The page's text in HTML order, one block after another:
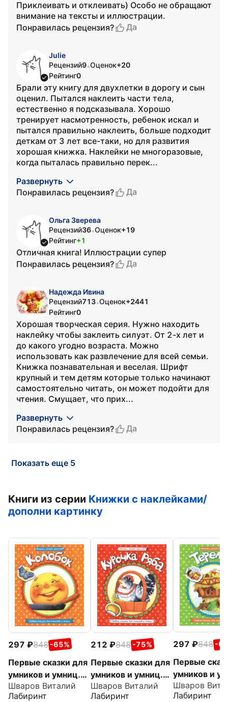
Приклеивать и отклеивать) Особо не обращают
внимание на тексты и иллюстрации.
Понравилась рецензия?
Да
Julie
Рецензий9•Оценок+20
Рейтинг0
Брали эту книгу для двухлетки в дорогу и сын
оценил. Пытался наклеить части тела,
естественно я подсказывала. Хорошо
тренирует насмотренность, ребенок искал и
пытался правильно наклеить, больше подходит
деткам от 3 лет все-таки, но для развития
хорошая книжка. Наклейки не многоразовые,
когда пыталась правильно перек...
Развернуть
Понравилась рецензия?
Да
Ольга Зверева
Рецензий36•Оценок+19
Рейтинг+1
Отличная книга! Иллюстрации супер
Понравилась рецензия?
Да
Надежда Ивина
Рецензий713•Оценок+2441
Рейтинг0
Хорошая творческая серия. Нужно находить
наклейку чтобы заклеить силуэт. От 2-х лет и
до какого угодно возраста. Можно
использовать как развлечение для всей семьи.
Книжка познавательная и веселая. Шрифт
крупный и тем детям которые только начинают
самостоятельно читать, он может подойти для
чтения. Смущает, что прих...
Развернуть
Понравилась рецензия?
Да
Показать еще 5
Книги из серии Книжки с наклейками/
дополни картинку
297 848 -65%
Первые сказки для
умников и умниц.
Колобок
Шваров Виталий
Лабиринт
212 848 -75%
Первые сказки для
умников и умниц.
Курочка Ряба
Шваров Виталий
Лабиринт
297 848 -
Первые
умников и
Теремок
Шваров
Лабиринт